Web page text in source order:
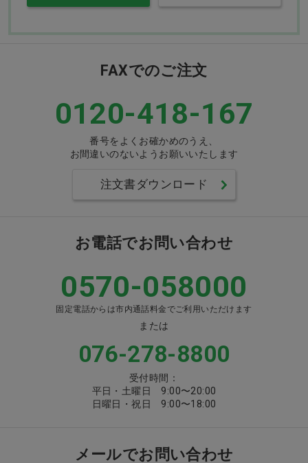
FAXでのご注文
0120-418-167
番号をよくお確かめのうえ、
お間違いのないようお願いいたします
注文書ダウンロード
お電話でお問い合わせ
0570-058000
固定電話からは市内通話料金でご利用いただけます
または
076-278-8800
受付時間：
平日・土曜日 9:00〜20:00
日曜日・祝日 9:00〜18:00
メールでお問い合わせ